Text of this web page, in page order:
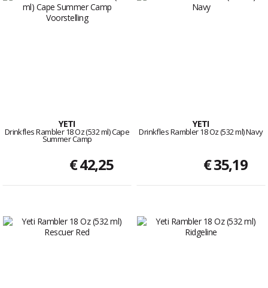
YETI
Drinkfles Rambler 18 Oz (532 ml) Cape
Summer Camp
€ 42,25
YETI
Drinkfles Rambler 18 Oz (532 ml) Navy
€ 35,19